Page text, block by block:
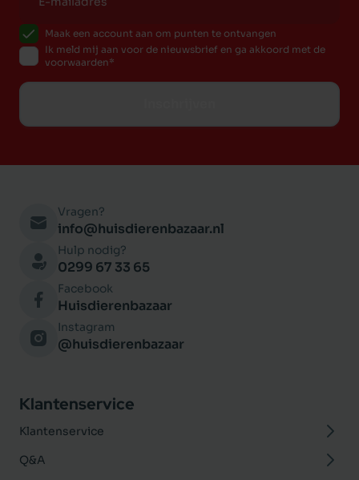
Maak een account aan om punten te ontvangen
Ik meld mij aan voor de nieuwsbrief en ga akkoord met de
voorwaarden
Vragen?
info@huisdierenbazaar.nl
Hulp nodig?
0299 67 33 65
Facebook
Huisdierenbazaar
Instagram
@huisdierenbazaar
Klantenservice
Klantenservice
Q&A